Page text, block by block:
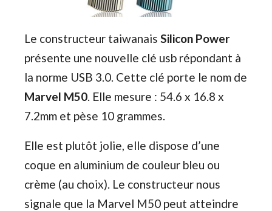
Le constructeur taiwanais Silicon Power
présente une nouvelle clé usb répondant à
la norme USB 3.0. Cette clé porte le nom de
Marvel M50. Elle mesure : 54.6 x 16.8 x
7.2mm et pèse 10 grammes.
Elle est plutôt jolie, elle dispose d’une
coque en aluminium de couleur bleu ou
crème (au choix). Le constructeur nous
signale que la Marvel M50 peut atteindre